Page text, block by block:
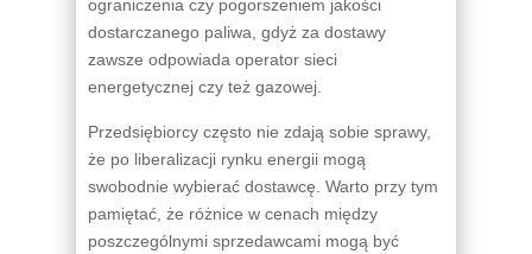
ograniczenia czy pogorszeniem jakości
dostarczanego paliwa, gdyż za dostawy
zawsze odpowiada operator sieci
energetycznej czy też gazowej.
Przedsiębiorcy często nie zdają sobie sprawy,
że po liberalizacji rynku energii mogą
swobodnie wybierać dostawcę. Warto przy tym
pamiętać, że różnice w cenach między
poszczególnymi sprzedawcami mogą być